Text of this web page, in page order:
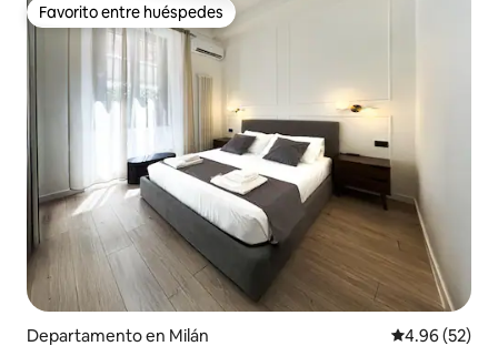
Favorito entre huéspedes
Favorito entre huéspedes
Departamento en Milán Calificación
4.96 (52)